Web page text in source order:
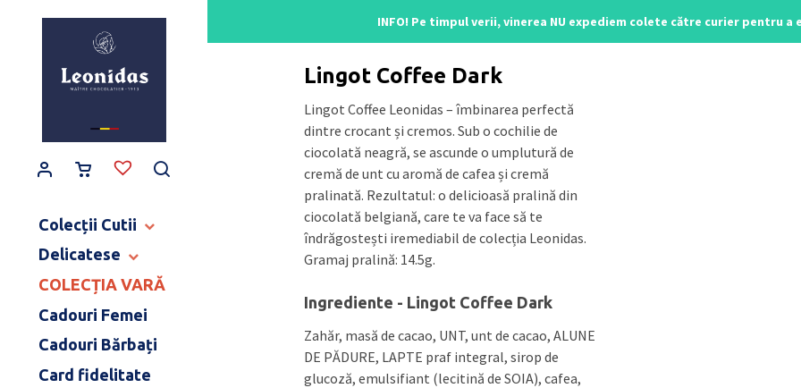
INFO! Pe timpul verii, vinerea NU expediem colete către curier pentru
Main Navigation
Colecții Cutii
CUTII BALLOTINS
CUTII ART NOUVEAU
CUTII BIJOUX & LOVE
CUTII MOMENT CACAO
COLECȚIE CERAMICĂ
Delicatese
TABLETE ȘI BATOANE
DULCEAȚĂ ȘI SPECIALITĂȚI
CAFEA ȘI CEAI
COLECȚIA VARĂ
Cadouri Femei
Cadouri Bărbați
Card fidelitate
Lingot Coffee Dark
Lingot Coffee Leonidas – îmbinarea perfectă
dintre crocant și cremos. Sub o cochilie de
ciocolată neagră, se ascunde o umplutură de
cremă de unt cu aromă de cafea și cremă
pralinată. Rezultatul: o delicioasă pralină din
ciocolată belgiană, care te va face să te
îndrăgostești iremediabil de colecția Leonidas.
Gramaj pralină: 14.5g.
Ingrediente - Lingot Coffee Dark
Zahăr, masă de cacao, UNT, unt de cacao, ALUNE
DE PĂDURE, LAPTE praf integral, sirop de
glucoză, emulsifiant (lecitină de SOIA), cafea,